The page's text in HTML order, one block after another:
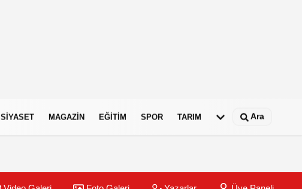
SIYASET MAGAZIN EĞITIM SPOR TARIM Ara